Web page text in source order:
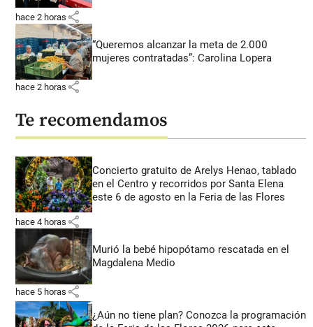
hace 2 horas share
“Queremos alcanzar la meta de 2.000
mujeres contratadas”: Carolina Lopera
hace 2 horas share
Te recomendamos
Concierto gratuito de Arelys Henao, tablado
en el Centro y recorridos por Santa Elena
este 6 de agosto en la Feria de las Flores
hace 4 horas share
Murió la bebé hipopótamo rescatada en el
Magdalena Medio
hace 5 horas share
¿Aún no tiene plan? Conozca la programación